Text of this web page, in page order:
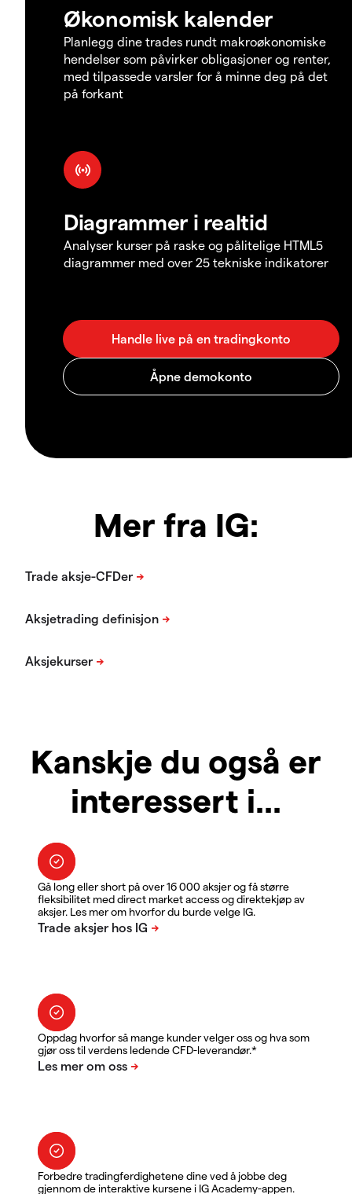
Økonomisk kalender
Planlegg dine trades rundt makroøkonomiske
hendelser som påvirker obligasjoner og renter,
med tilpassede varsler for å minne deg på det
på forkant
Diagrammer i realtid
Analyser kurser på raske og pålitelige HTML5
diagrammer med over 25 tekniske indikatorer
Mer fra IG:
Kanskje du også er
interessert i...
Gå long eller short på over 16 000 aksjer og få større
fleksibilitet med direct market access og direktekjøp av
aksjer. Les mer om hvorfor du burde velge IG.
Oppdag hvorfor så mange kunder velger oss og hva som
gjør oss til verdens ledende CFD-leverandør.*
Forbedre tradingferdighetene dine ved å jobbe deg
gjennom de interaktive kursene i IG Academy-appen.